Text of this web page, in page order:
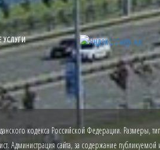
УСЛУГИ
кодекса Российской Федерации. Размеры,
Администрация сайта, за содержание